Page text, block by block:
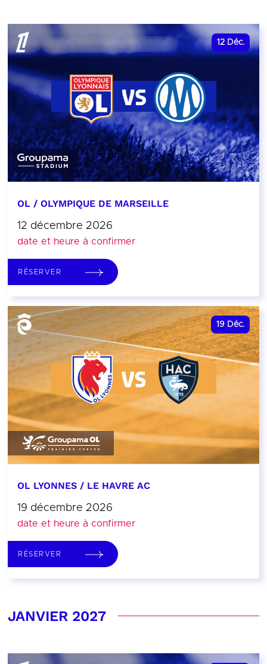
12 Déc.
OL / OLYMPIQUE DE MARSEILLE
12 décembre 2026
date et heure à confirmer
RÉSERVER
19 Déc.
OL LYONNES / LE HAVRE AC
19 décembre 2026
date et heure à confirmer
RÉSERVER
JANVIER 2027